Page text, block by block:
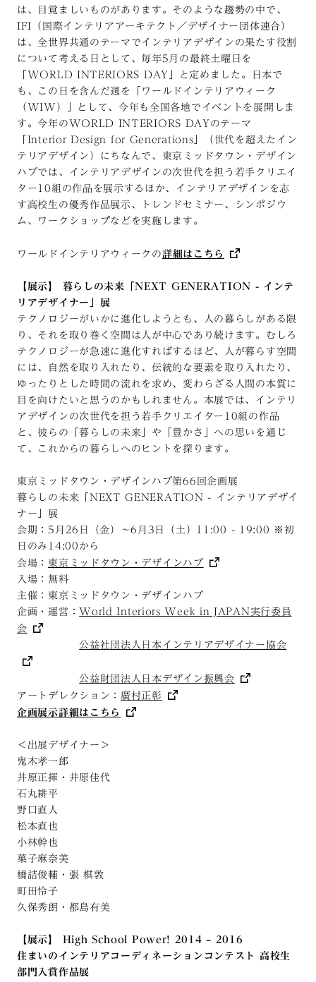
は、目覚ましいものがあります。そのような趨勢の中で、
IFI（国際インテリアアーキテクト／デザイナー団体連合）
は、全世界共通のテーマでインテリアデザインの果たす役割
について考える日として、毎年5月の最終土曜日を
「WORLD INTERIORS DAY」と定めました。日本で
も、この日を含んだ週を「ワールドインテリアウィーク
（WIW）」として、今年も全国各地でイベントを展開しま
す。今年のWORLD INTERIORS DAYのテーマ
「Interior Design for Generations」（世代を超えたイン
テリアデザイン）にちなんで、東京ミッドタウン・デザイン
ハブでは、インテリアデザインの次世代を担う若手クリエイ
ター10組の作品を展示するほか、インテリアデザインを志
す高校生の優秀作品展示、トレンドセミナー、シンポジウ
ム、ワークショップなどを実施します。
ワールドインテリアウィークの詳細はこちら
【展示】 暮らしの未来「NEXT GENERATION - インテ
リアデザイナー」 展
テクノロジーがいかに進化しようとも、人の暮らしがある限
り、それを取り巻く空間は人が中心であり続けます。むしろ
テクノロジーが急速に進化すればするほど、人が暮らす空間
には、自然を取り入れたり、伝統的な要素を取り入れたり、
ゆったりとした時間の流れを求め、変わらざる人間の本質に
目を向けたいと思うのかもしれません。本展では、インテリ
アデザインの次世代を担う若手クリエイター10組の作品
と、彼らの「暮らしの未来」や「豊かさ」への思いを通じ
て、これからの暮らしへのヒントを探ります。
東京ミッドタウン・デザインハブ第66回企画展
暮らしの未来「NEXT GENERATION - インテリアデザイ
ナー」展
会期：5月26日（金）～6月3日（土）11:00 - 19:00 ※初
日のみ14:00から
会場： 東京ミッドタウン・デザインハブ
入場：無料
主催：東京ミッドタウン・デザインハブ
企画・運営：World Interiors Week in JAPAN実行委員
会
公益社団法人日本インテリアデザイナー協会
公益財団法人日本デザイン振興会
アートデレクション： 廣村正彰
企画展示詳細はこちら
＜出展デザイナー＞
鬼木孝一郎
井原正揮・井原佳代
石丸耕平
野口直人
松本直也
小林幹也
菓子麻奈美
橋詰俊輔・張 棋敦
町田怜子
久保秀朗・都島有美
【展示】 High School Power! 2014 – 2016
住まいのインテリアコーディネーションコンテスト 高校生
部門入賞作品展